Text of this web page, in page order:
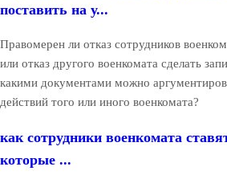
поставить на у...
Правомерен ли отказ сотрудников
или отказ другого военкомата сделать
какими документами можно
действий того или иного военкомата?
как сотрудники военкомата
которые ...